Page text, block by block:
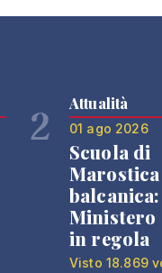
2 Attualità
01 ago 2026
Scuola di
Ministero
in regola
Visto 18.869